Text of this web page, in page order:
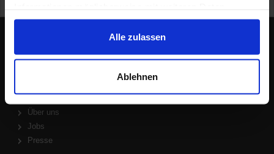
zusammen, die Du ihnen bereitgestellt hast oder die sie
im Rahmen Deiner Nutzung der Dienste gesammelt
haben.
Alle zulassen
Ablehnen
Lokale Angebote in Deiner Nähe
Mehr erfahren
Über uns
Jobs
Presse